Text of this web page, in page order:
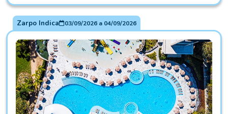
Zarpo Indica 03/09/2026a 04/09/2026